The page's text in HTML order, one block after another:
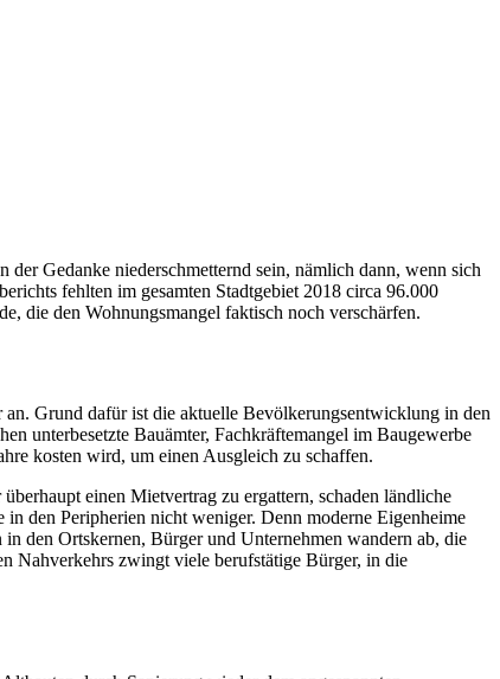
Gedanke niederschmetternd sein, nämlich dann, wenn sich
fehlten im gesamten Stadtgebiet 2018 circa 96.000
die den Wohnungsmangel faktisch noch verschärfen.
Grund dafür ist die aktuelle Bevölkerungsentwicklung in den
unterbesetzte Bauämter, Fachkräftemangel im Baugewerbe
kosten wird, um einen Ausgleich zu schaffen.
einen Mietvertrag zu ergattern, schaden ländliche
den Peripherien nicht weniger. Denn moderne Eigenheime
den Ortskernen, Bürger und Unternehmen wandern ab, die
Nahverkehrs zwingt viele berufstätige Bürger, in die